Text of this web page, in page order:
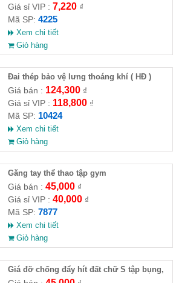
Giá sỉ VIP : 7,220₫
Mã SP: 4225
Xem chi tiết
Giỏ hàng
Đai thép bảo vệ lưng thoáng khí ( HĐ )
Giá bán : 124,300₫
Giá sỉ VIP : 118,800₫
Mã SP: 10424
Xem chi tiết
Giỏ hàng
Găng tay thể thao tập gym
Giá bán : 45,000₫
Giá sỉ VIP : 40,000₫
Mã SP: 7877
Xem chi tiết
Giỏ hàng
Giá đỡ chống đẩy hít đất chữ S tập bụng,